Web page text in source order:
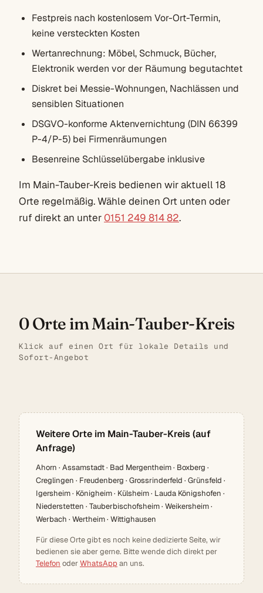
Festpreis nach kostenlosem Vor-Ort-Termin,
keine versteckten Kosten
Wertanrechnung: Möbel, Schmuck, Bücher,
Elektronik werden vor der Räumung begutachtet
Diskret bei Messie-Wohnungen, Nachlässen und
sensiblen Situationen
DSGVO-konforme Aktenvernichtung (DIN 66399
P-4/P-5) bei Firmenräumungen
Besenreine Schlüsselübergabe inklusive
Im Main-Tauber-Kreis bedienen wir aktuell 18
Orte regelmäßig. Wähle deinen Ort unten oder
ruf direkt an unter 0151 249 814 82.
0 Orte im Main-Tauber-Kreis
Klick auf einen Ort für lokale Details und
Sofort-Angebot
Weitere Orte im Main-Tauber-Kreis (auf
Anfrage)
Ahorn · Assamstadt · Bad Mergentheim · Boxberg ·
Creglingen · Freudenberg · Grossrinderfeld · Grünsfeld ·
Igersheim · Königheim · Külsheim · Lauda Königshofen ·
Niederstetten · Tauberbischofsheim · Weikersheim ·
Werbach · Wertheim · Wittighausen
Für diese Orte gibt es noch keine dedizierte Seite, wir
bedienen sie aber gerne. Bitte wende dich direkt per
Telefon oderWhatsAppan uns.